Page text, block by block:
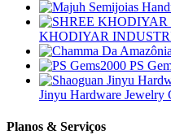
KHODIYAR
PS
Jinyu Hardware Jewelry
Planos & Serviços